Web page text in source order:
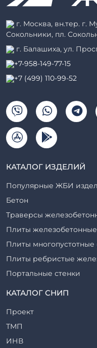
г. Москва, вн.тер. г.
Сокольники, пл.
г. Балашиха, ул.
+7-958-149-77-15
+7 (499) 110-99-52
КАТАЛОГ ИЗДЕЛИЙ
Популярные ЖБИ
Бетон
Траверсы
Плиты железобетонные
Плиты многопустотные
Плиты ребристые
Портальные стенки
Прогоны
Ригели железобетонные
Сваи железобетонные
КАТАЛОГ СНИП
Проект
ТМП
ИНВ